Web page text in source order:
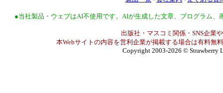
●当社製品・ウェブはAI不使用です。AIが生成した文章、プログラム
出版社・マスコミ関係・SNS企業
本Webサイトの内容を営利企業が掲載する場合は有料無
Copyright 2003-2026 © Strawberry